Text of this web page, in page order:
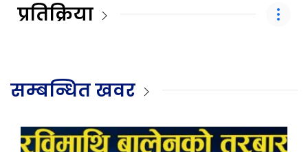
प्रतिक्रिया
सम्बन्धित खवर